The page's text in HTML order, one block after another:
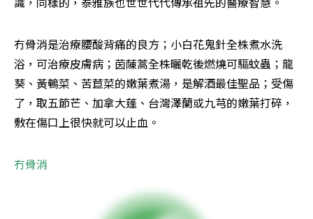
冇骨消是治療腰酸背痛的良方；小白花鬼針全株煮水洗
浴，可治療皮膚病；茵蔯蒿全株曬乾後燃燒可驅蚊蟲；龍
葵、黃鵪菜、苦苣菜的嫩葉煮湯，是解酒最佳聖品；受傷
了，取五節芒、加拿大蓬、台灣澤蘭或九芎的嫩葉打碎，
敷在傷口上很快就可以止血。
冇骨消